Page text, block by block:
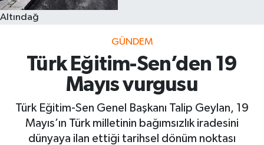
Altındağ
GÜNDEM
Türk Eğitim-Sen’den 19
Mayıs vurgusu
Türk Eğitim-Sen Genel Başkanı Talip Geylan, 19
Mayıs’ın Türk milletinin bağımsızlık iradesini
dünyaya ilan ettiği tarihsel dönüm noktası